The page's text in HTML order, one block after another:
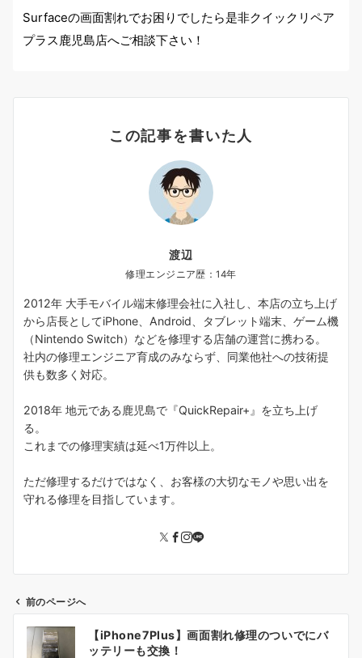
Surfaceの画面割れでお困りでしたら是非クイックリペア
プラス鹿児島店へご相談下さい！
この記事を書いた人
渡辺
修理エンジニア歴：14年
2012年 大手モバイル端末修理会社に入社し、本店の立ち上げ
から店長としてiPhone、Android、タブレット端末、ゲーム機
（Nintendo Switch）などを修理する店舗の運営に携わる。
社内の修理エンジニア育成のみならず、同業他社への技術提
供も数多く対応。
2018年 地元である鹿児島で『QuickRepair+』を立ち上げ
る。
これまでの修理実績は延べ1万件以上。
ただ修理するだけではなく、お客様の大切なモノや思い出を
守れる修理を目指しています。
前のページへ
【iPhone7Plus】画面割れ修理のついでにバ
ッテリーも交換！